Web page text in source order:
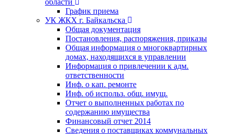
График приема
УК ЖКХ г. Байкальска
Общая документация
Постановления, распоряжения, приказы
Общая информация о многоквартирных
домах, находящихся в управлении
Информация о привлечении к адм.
ответственности
Инф. о кап. ремонте
Инф. об использ. общ. имущ.
Отчет о выполненных работах по
содержанию имущества
Финансовый отчет 2014
Сведения о поставщиках коммунальных